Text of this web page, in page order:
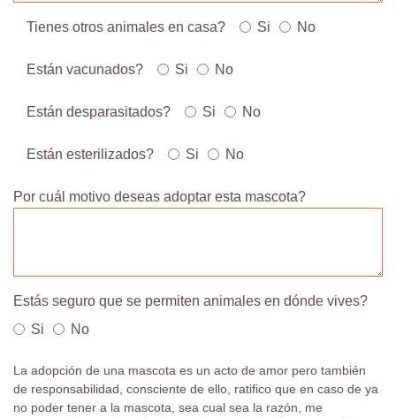
Tienes otros animales en casa? Si No
Están vacunados? Si No
Están desparasitados? Si No
Están esterilizados? Si No
Por cuál motivo deseas adoptar esta mascota?
Estás seguro que se permiten animales en dónde vives?
Si
No
La adopción de una mascota es un acto de amor pero también
de responsabilidad, consciente de ello, ratifico que en caso de ya
no poder tener a la mascota, sea cual sea la razón, me